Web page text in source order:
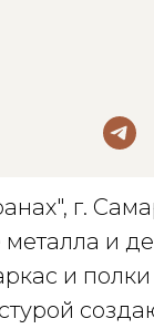
г.
и
и полки